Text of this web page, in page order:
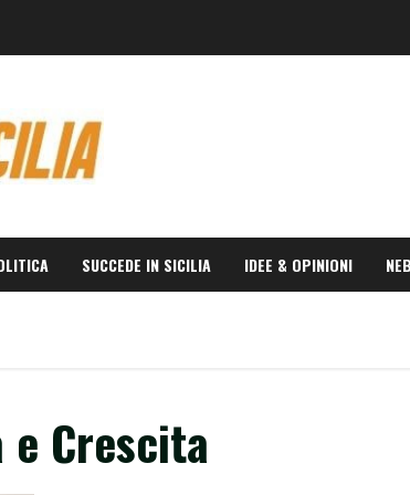
SUCCEDE IN SICILIA IDEE & OPINIONI
Crescita